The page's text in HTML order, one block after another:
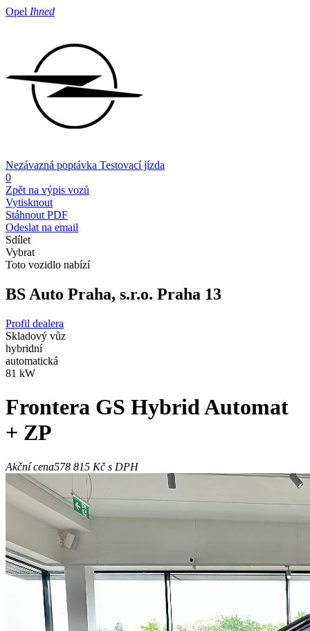
Opel Ihned
Nezávazná poptávka Testovací jízda
0
Zpět na výpis vozů
Vytisknout
Stáhnout PDF
Odeslat na email
Sdílet
Vybrat
Toto vozidlo nabízí
BS Auto Praha, s.r.o. Praha 13
Profil dealera
Skladový vůz
hybridní
automatická
81 kW
Frontera GS Hybrid Automat
+ ZP
Akční cena578 815 Kčs DPH